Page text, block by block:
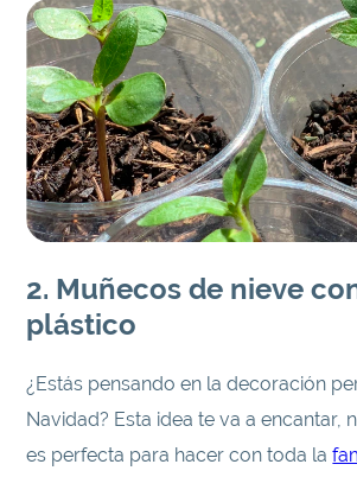
2. Muñecos de nieve
plástico
¿Estás pensando en la decoración
Navidad? Esta idea te va a encantar,
es perfecta para hacer con toda la